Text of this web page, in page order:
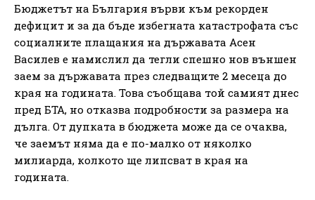
Бюджетът на България върви към рекорден
дефицит и за да бъде избегната катастрофата със
социалните плащания на държавата Асен
Василев е намислил да тегли спешно нов външен
заем за държавата през следващите 2 месеца до
края на годината. Това съобщава той самият днес
пред БТА, но отказва подробности за размера на
дълга. От дупката в бюджета може да се очаква,
че заемът няма да е по-малко от няколко
милиарда, колкото ще липсват в края на
годината.